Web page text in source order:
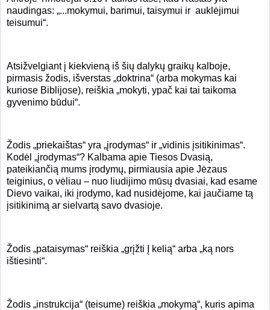
naudingas: „...mokymui, barimui, taisymui ir auklėjimui
teisumui“.
Atsižvelgiant į kiekvieną iš šių dalykų graikų kalboje,
pirmasis žodis, išverstas „doktrina“ (arba mokymas kai
kuriose Biblijose), reiškia „mokyti, ypač kai tai taikoma
gyvenimo būdui“.
Žodis „priekaištas“ yra „įrodymas“ ir „vidinis įsitikinimas“.
Kodėl „įrodymas“? Kalbama apie Tiesos Dvasią,
pateikiančią mums įrodymų, pirmiausia apie Jėzaus
teiginius, o vėliau – nuo liudijimo mūsų dvasiai, kad esame
Dievo vaikai, iki įrodymo, kad nusidėjome, kai jaučiame tą
įsitikinimą ar sielvartą savo dvasioje.
Žodis „pataisymas“ reiškia „grįžti Į kelią“ arba „ką nors
ištiesinti“.
Žodis „instrukcija“ (teisume) reiškia „mokymą“, kuris apima